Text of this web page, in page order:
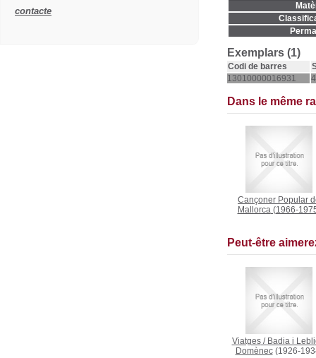
Exemplars (1)
Codi de barres
13010000016931
Dans le même
Cançoner Popular
Mallorca(1966-
Peut-être
Viatges/ Badia i
Domènec(1926-
contacte